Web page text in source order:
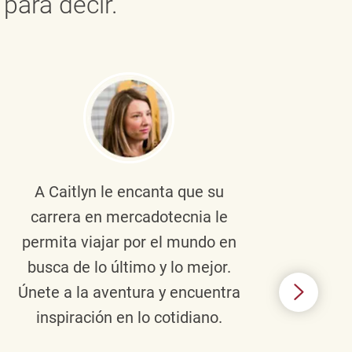
A Caitlyn le encanta que su
carrera en mercadotecnia le
permita viajar por el mundo en
busca de lo último y lo mejor.
Únete a la aventura y encuentra
inspiración en lo cotidiano.